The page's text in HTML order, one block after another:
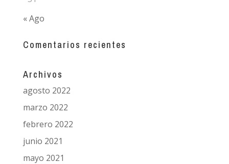
« Ago
Comentarios recientes
Archivos
agosto 2022
marzo 2022
febrero 2022
junio 2021
mayo 2021